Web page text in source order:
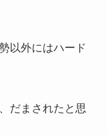
以外にはハード
だまされたと思